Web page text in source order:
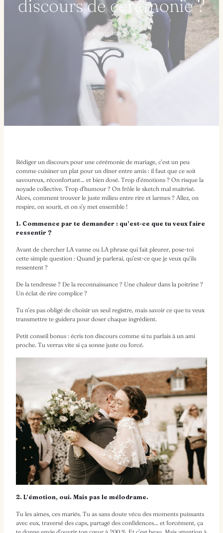
discours de cérémonie ?
8 septembre 2025
Rédiger un discours pour une cérémonie de mariage, c’est un peu
comme cuisiner un plat pour un dîner entre amis : il faut que ce soit
savoureux, réconfortant… et bien dosé. Trop d’émotions ? On risque la
noyade collective. Trop d’humour ? On frôle le sketch mal maîtrisé.
Alors, comment trouver le juste milieu entre rire et larmes ? Allez, on
respire, on sourit, et on s’y met ensemble !
1. Commence par te demander : qu’est-ce que tu veux faire
ressentir ?
Avant de chercher LA vanne ou LA phrase qui fait pleurer, pose-toi
cette simple question : Quand je parlerai, qu’est-ce que je veux qu’ils
ressentent ?
De la tendresse ? De la reconnaissance ? Une chaleur dans la poitrine ?
Un éclat de rire complice ?
Tu n’es pas obligé de choisir un seul registre, mais savoir ce que tu veux
transmettre te guidera pour doser chaque ingrédient.
Petit conseil bonus : écris ton discours comme si tu parlais à un ami
proche. Tu verras vite si ça sonne juste ou forcé.
2. L’émotion, oui. Mais pas le mélodrame.
Tu les aimes, ces mariés. Tu as sans doute vécu des moments puissants
avec eux, traversé des caps, partagé des confidences… et forcément, ça